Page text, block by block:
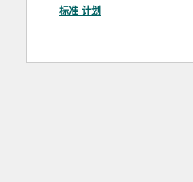
标准 计划